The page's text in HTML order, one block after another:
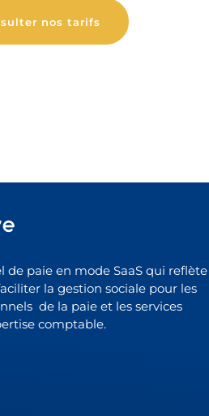
nos tarifs
de paie en mode SaaS qui reflète
la gestion sociale pour les
de la paie et les services
comptable.